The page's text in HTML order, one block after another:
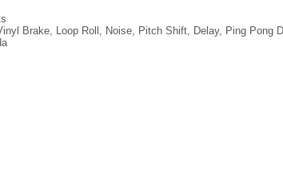
Brake, Loop Roll, Noise, Pitch Shift, Delay, Ping Pong